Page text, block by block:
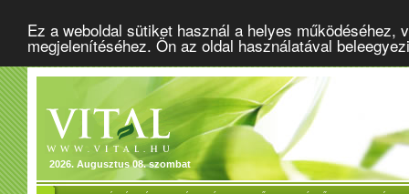
Ez a weboldal sütiket használ a helyes
megjelenítéséhez. Ön az oldal használatával
2026. Augusztus 08. szombat